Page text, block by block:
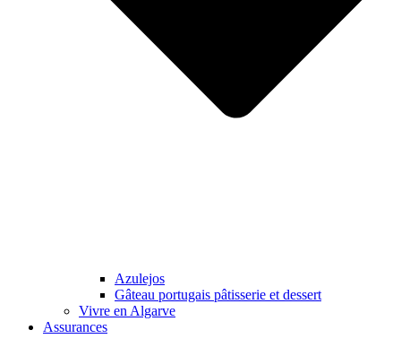
Azulejos
Gâteau portugais pâtisserie et dessert
Vivre en Algarve
Assurances